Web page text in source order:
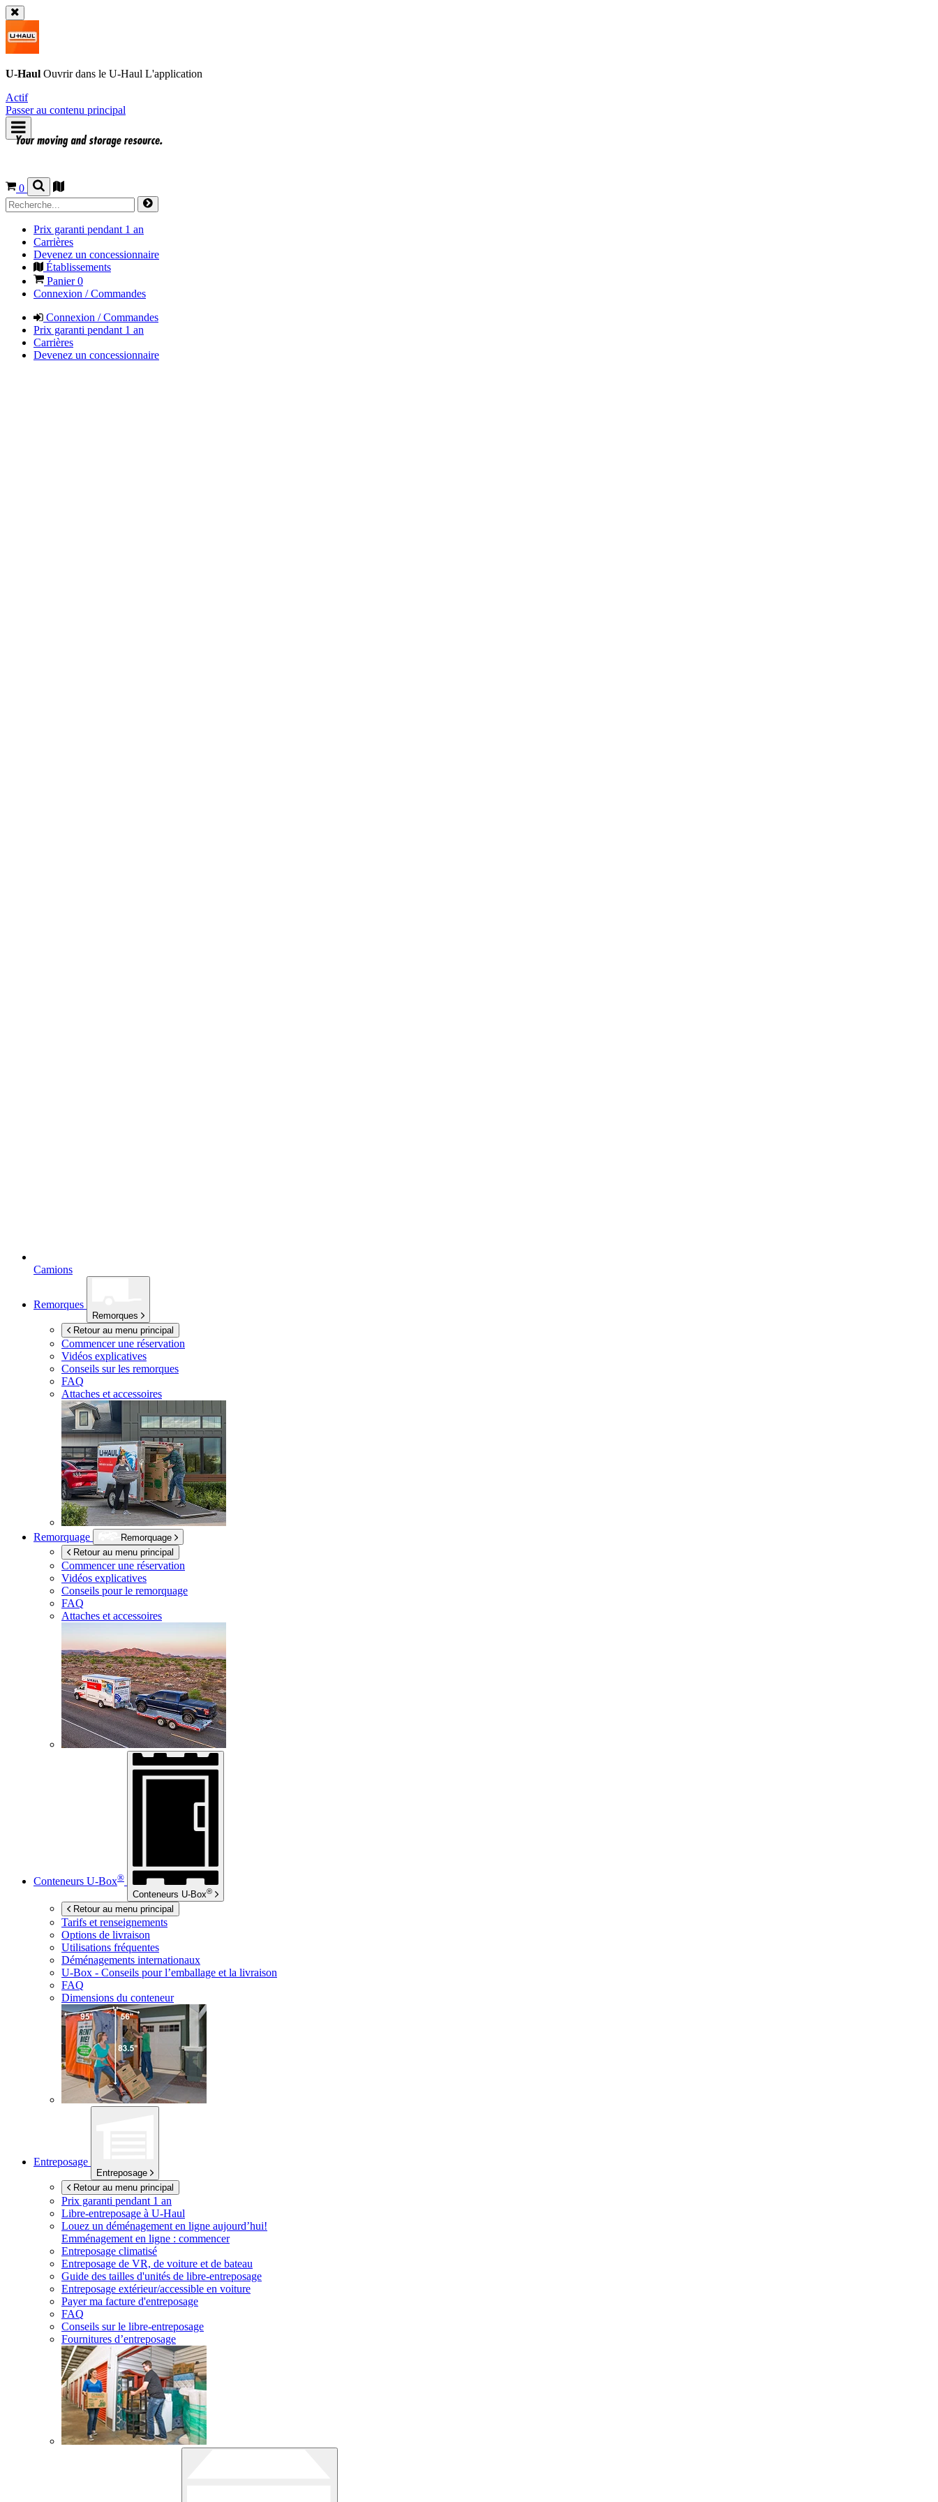
U-Haul Ouvrir dans le U-Haul L'application
Actif
Passer au contenu principal
0
Prix garanti pendant 1 an
Carrières
Devenez un concessionnaire
Établissements
Panier0
Connexion / Commandes
Connexion / Commandes
Prix garanti pendant 1 an
Carrières
Devenez un concessionnaire
Camions
Remorques
Remorques
Retour au menu principal
Commencer une réservation
Vidéos explicatives
Conseils sur les remorques
FAQ
Attaches et accessoires
Remorquage
Remorquage
Retour au menu principal
Commencer une réservation
Vidéos explicatives
Conseils pour le remorquage
FAQ
Attaches et accessoires
Conteneurs U-Box®
Conteneurs U-Box®
Retour au menu principal
Tarifs et renseignements
Options de livraison
Utilisations fréquentes
Déménagements internationaux
U-Box - Conseils pour l’emballage et la livraison
FAQ
Dimensions du conteneur
Entreposage
Entreposage
Retour au menu principal
Prix garanti pendant 1 an
Libre-entreposage à U-Haul
Louez un déménagement en ligne aujourd’hui!
Emménagement en ligne : commencer
Entreposage climatisé
Entreposage de VR, de voiture et de bateau
Guide des tailles d'unités de libre-entreposage
Entreposage extérieur/accessible en voiture
Payer ma facture d'entreposage
FAQ
Conseils sur le libre-entreposage
Fournitures d’entreposage